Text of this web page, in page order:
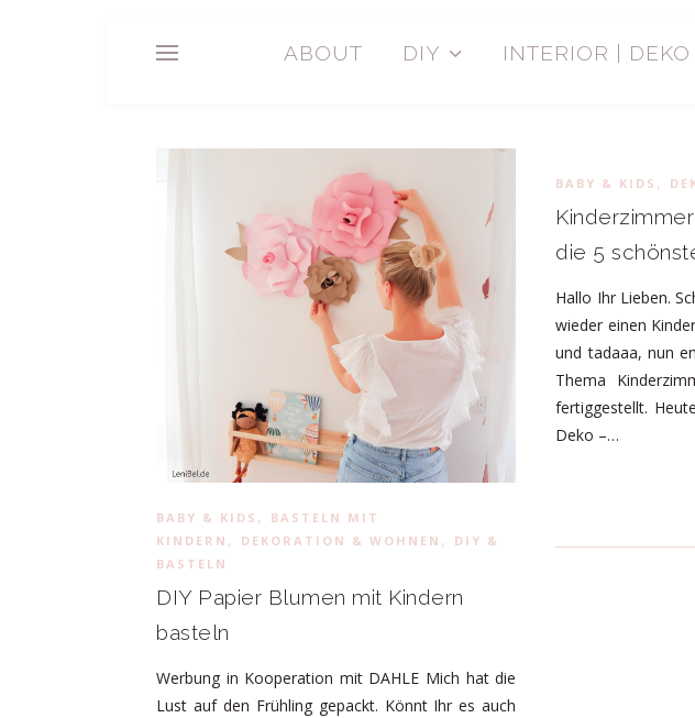
ABOUT DIY INTERIOR | DEKO
BABY & KIDS ,
BASTELN MIT
KINDERN , DEKORATION & WOHNEN ,
DIY &
BASTELN
DIY Papier Blumen mit Kindern
basteln
Werbung in Kooperation mit DAHLE Mich hat die
Lust auf den Frühling gepackt. Könnt Ihr es auch
BABY & KIDS ,
die 5
Hallo Ihr Lieben.
wieder einen
und tadaaa, nun
Thema
fertiggestellt.
Deko –…